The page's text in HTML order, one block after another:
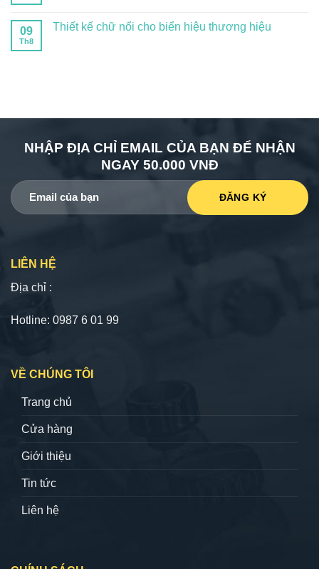
09
Th8
Thiết kế chữ nổi cho biển hiệu thương hiệu
NHẬP ĐỊA CHỈ EMAIL CỦA BẠN ĐỂ NHẬN
NGAY 50.000 VNĐ
LIÊN HỆ
Địa chỉ :
Hotline: 0987 6 01 99
VỀ CHÚNG TÔI
Trang chủ
Cửa hàng
Giới thiệu
Tin tức
Liên hệ